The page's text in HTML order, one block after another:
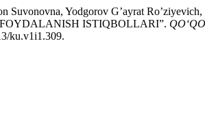
Suvonovna, Yodgorov G’ayrat
ISTIQBOLLARI”.
ku.v1i1.309.